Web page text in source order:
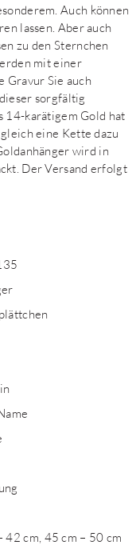
Auch können
lassen. Aber auch
zu den Sternchen
mit einer
Sie auch
sorgfältig
14-karätigem Gold hat
eine Kette dazu
wird in
Der Versand erfolgt
42 cm, 45 cm – 50 cm